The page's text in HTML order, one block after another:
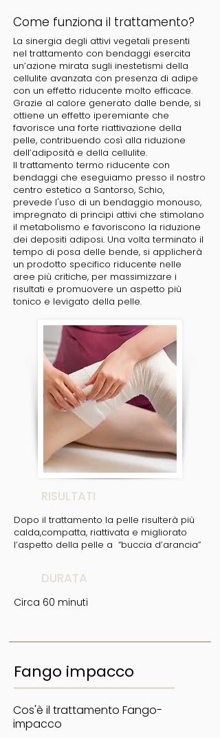
Come funziona il trattamento?
La sinergia degli attivi vegetali presenti
nel trattamento con bendaggi esercita
un’azione mirata sugli inestetismi della
cellulite avanzata con presenza di adipe
con un effetto riducente molto efficace.
Grazie al calore generato dalle bende, si
ottiene un effetto iperemiante che
favorisce una forte riattivazione della
pelle, contribuendo così alla riduzione
dell’adiposità e della cellulite.
Il trattamento termo riducente con
bendaggi che eseguiamo presso il nostro
centro estetico a Santorso, Schio,
prevede l'uso di un bendaggio monouso,
impregnato di principi attivi che stimolano
il metabolismo e favoriscono la riduzione
dei depositi adiposi. Una volta terminato il
tempo di posa delle bende, si applicherà
un prodotto specifico riducente nelle
aree più critiche, per massimizzare i
risultati e promuovere un aspetto più
tonico e levigato della pelle.
RISULTATI
Dopo il trattamento la pelle risulterà più
calda,compatta, riattivata e migliorato
l’aspetto della pelle a “buccia d’arancia”
DURATA
Circa 60 minuti
Fango impacco
Cos'è il trattamento Fango-
impacco